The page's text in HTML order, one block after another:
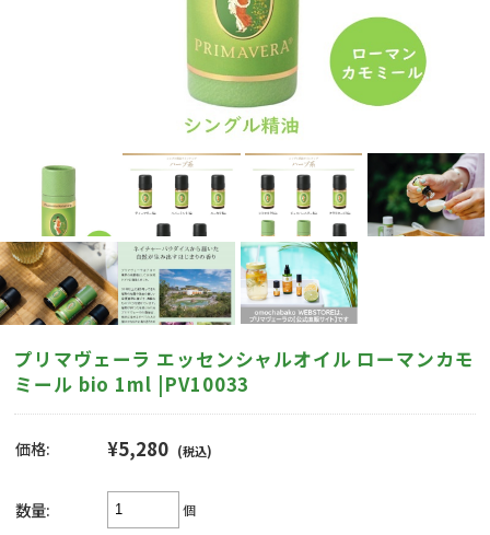
プリマヴェーラ エッセンシャルオイル ローマンカモ
ミール bio 1ml |PV10033
価格: ¥5,280 (税込)
数量: 個